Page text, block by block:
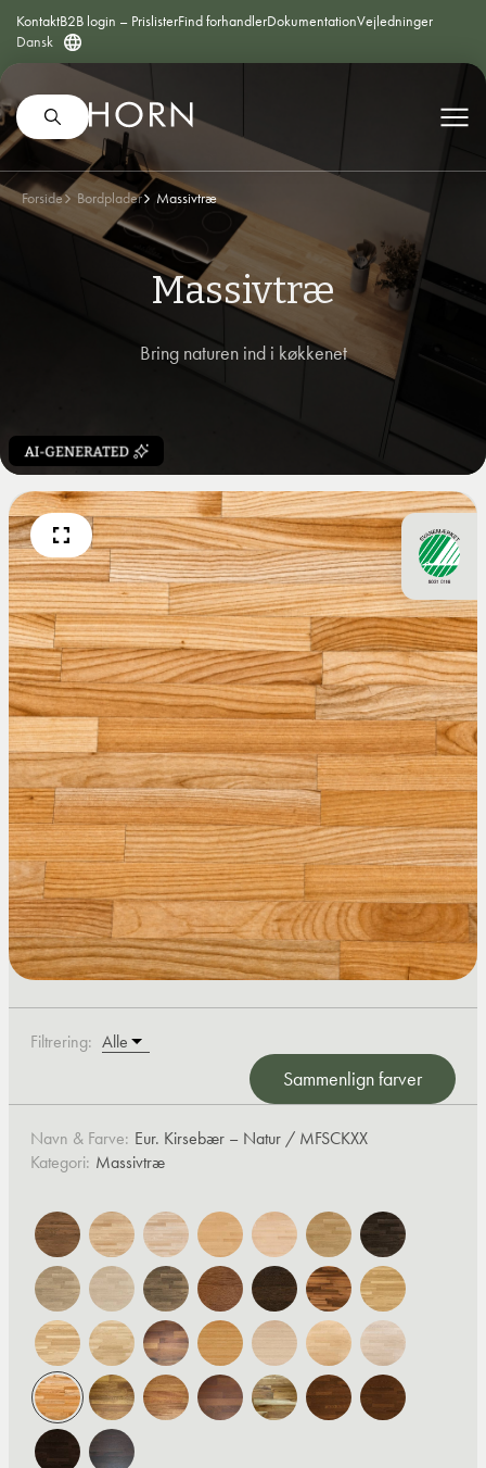
KontaktB2B login – PrislisterFind forhandlerDokumentationVejledninger
Dansk
Forside Bordplader Massivtræ
Massivtræ
Bring naturen ind i køkkenet
Filtrering:
Navn & Farve: Eur. Kirsebær – Natur / MFSCKXX
Kategori: Massivtræ
Sammenlign farver